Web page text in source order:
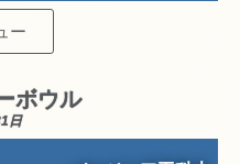
ー
ボウル
日